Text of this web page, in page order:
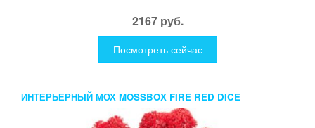
2167 руб.
Посмотреть сейчас
ИНТЕРЬЕРНЫЙ МОХ MOSSBOX FIRE RED DICE